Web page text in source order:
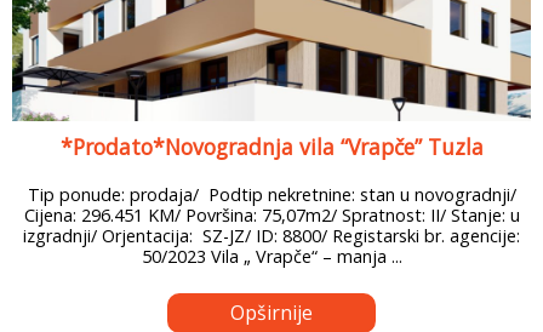
*Prodato*Novogradnja vila “Vrapče” Tuzla
Tip ponude: prodaja/ Podtip nekretnine: stan u novogradnji/
Cijena: 296.451 KM/ Površina: 75,07m2/ Spratnost: II/ Stanje: u
izgradnji/ Orjentacija: SZ-JZ/ ID: 8800/ Registarski br. agencije:
50/2023 Vila „ Vrapče“ – manja ...
Opširnije